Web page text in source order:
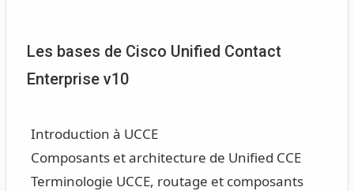
Les bases de Cisco Unified Contact
Enterprise v10
Introduction à UCCE
Composants et architecture de Unified CCE
Terminologie UCCE, routage et composants